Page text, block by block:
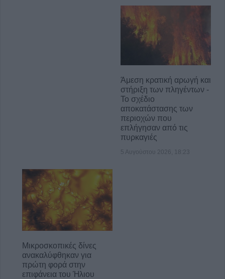
Άμεση κρατική αρωγή και
στήριξη των πληγέντων -
Το σχέδιο
αποκατάστασης των
περιοχών που
επλήγησαν από τις
πυρκαγιές
5 Αυγούστου 2026, 18:23
Μικροσκοπικές δίνες
ανακαλύφθηκαν για
πρώτη φορά στην
επιφάνεια του Ήλιου